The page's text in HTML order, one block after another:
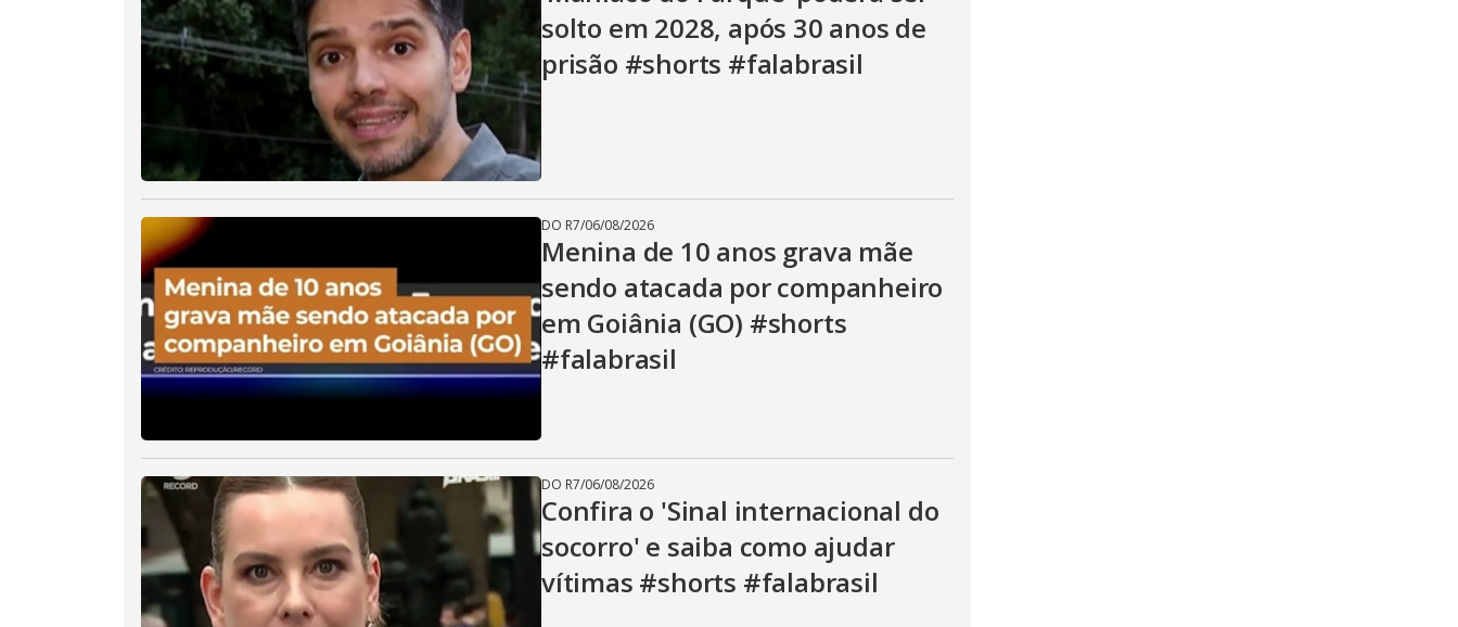
i
d
e
o
solto em 2028, após 30 anos de
prisão #shorts #falabrasil
DO R7/06/08/2026
Menina de 10 anos grava mãe
sendo atacada por companheiro
em Goiânia (GO) #shorts
#falabrasil
DO R7/06/08/2026
Confira o 'Sinal internacional do
socorro' e saiba como ajudar
vítimas #shorts #falabrasil